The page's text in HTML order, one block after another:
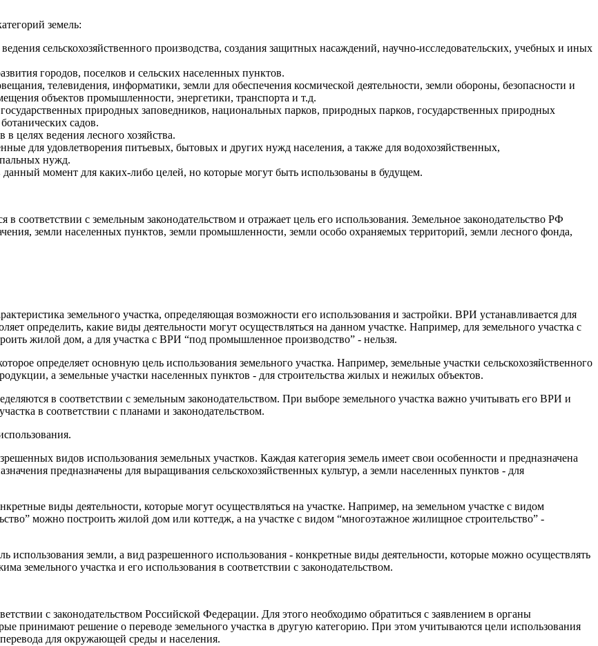
земель:
сельскохозяйственного производства, создания защитных насаждений, научно-исследовательских, учебных и иных
городов, поселков и сельских населенных пунктов.
телевидения, информатики, земли для обеспечения космической деятельности, земли обороны, безопасности и
объектов промышленности, энергетики, транспорта и т.д.
природных заповедников, национальных парков, природных парков, государственных природных
садов.
целях ведения лесного хозяйства.
для удовлетворения питьевых, бытовых и других нужд населения, а также для водохозяйственных,
нужд.
данный момент для каких-либо целей, но которые могут быть использованы в будущем.
в соответствии с земельным законодательством и отражает цель его использования. Земельное законодательство РФ
земли населенных пунктов, земли промышленности, земли особо охраняемых территорий, земли лесного фонда,
земельного участка, определяющая возможности его использования и застройки. ВРИ устанавливается для
определить, какие виды деятельности могут осуществляться на данном участке. Например, для земельного участка с
жилой дом, а для участка с ВРИ “под промышленное производство” - нельзя.
определяет основную цель использования земельного участка. Например, земельные участки сельскохозяйственного
а земельные участки населенных пунктов - для строительства жилых и нежилых объектов.
в соответствии с земельным законодательством. При выборе земельного участка важно учитывать его ВРИ и
в соответствии с планами и законодательством.
видов использования земельных участков. Каждая категория земель имеет свои особенности и предназначена
предназначены для выращивания сельскохозяйственных культур, а земли населенных пунктов - для
виды деятельности, которые могут осуществляться на участке. Например, на земельном участке с видом
можно построить жилой дом или коттедж, а на участке с видом “многоэтажное жилищное строительство” -
использования земли, а вид разрешенного использования - конкретные виды деятельности, которые можно осуществлять
земельного участка и его использования в соответствии с законодательством.
с законодательством Российской Федерации. Для этого необходимо обратиться с заявлением в органы
принимают решение о переводе земельного участка в другую категорию. При этом учитываются цели использования
для окружающей среды и населения.